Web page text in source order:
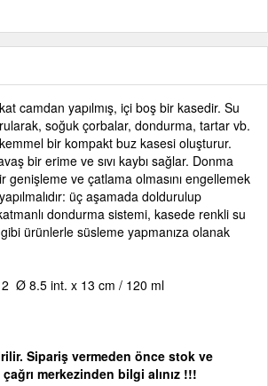
camdan yapılmış, içi boş bir kasedir. Su
soğuk çorbalar, dondurma, tartar vb.
bir kompakt buz kasesi oluşturur.
bir erime ve sıvı kaybı sağlar. Donma
genişleme ve çatlama olmasını engellemek
üç aşamada doldurulup
dondurma sistemi, kasede renkli su
ürünlerle süsleme yapmanıza olanak
Ø 8.5 int. x 13 cm / 120 ml
Sipariş vermeden önce stok ve
merkezinden bilgi alınız !!!